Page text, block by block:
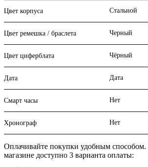
Цвет корпуса Стальной
Цвет ремешка / браслета Черный
Цвет циферблата Чёрный
Дата Дата
Смарт часы Нет
Хронограф Нет
Оплачивайте покупки удобным способом.
магазине доступно 3 варианта оплаты: